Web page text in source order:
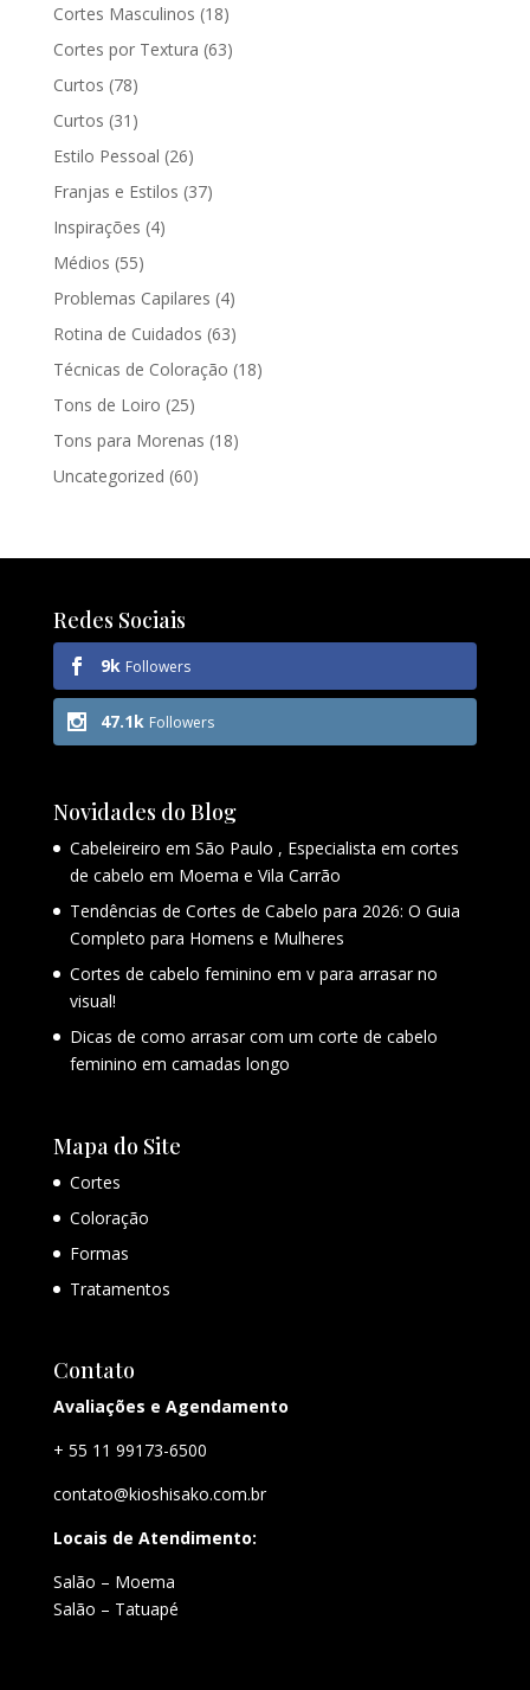
Cortes Masculinos (18)
Cortes por Textura (63)
Curtos (78)
Curtos (31)
Estilo Pessoal (26)
Franjas e Estilos (37)
Inspirações (4)
Médios (55)
Problemas Capilares (4)
Rotina de Cuidados (63)
Técnicas de Coloração (18)
Tons de Loiro (25)
Tons para Morenas (18)
Uncategorized (60)
Redes Sociais
9k Followers
47.1k Followers
Novidades do Blog
Cabeleireiro em São Paulo , Especialista em cortes
de cabelo em Moema e Vila Carrão
Tendências de Cortes de Cabelo para 2026: O Guia
Completo para Homens e Mulheres
Cortes de cabelo feminino em v para arrasar no
visual!
Dicas de como arrasar com um corte de cabelo
feminino em camadas longo
Mapa do Site
Cortes
Coloração
Formas
Tratamentos
Contato
Avaliações e Agendamento
+ 55 11 99173-6500
contato@kioshisako.com.br
Locais de Atendimento:
Salão – Moema
Salão – Tatuapé